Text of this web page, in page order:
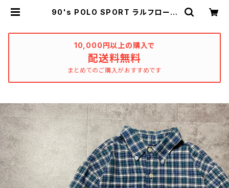
90's POLO SPORT ラルフローレ
ダウンシャツ | used_clothing_ka
tharsis
10,000円以上の購入で
配送料無料
まとめてのご購入がおすすめです